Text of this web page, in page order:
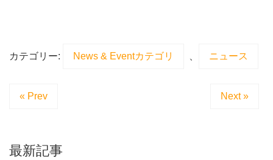
カテゴリー: News & Eventカテゴリ ニュース
« Prev Next »
最新記事